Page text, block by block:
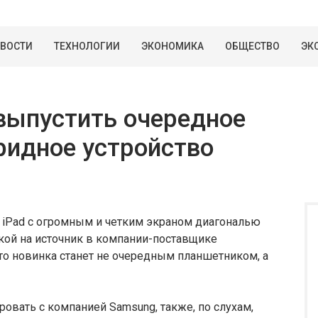
ТЕХНОЛОГИИ ЭКОНОМИКА ОБЩЕСТВО
очередное
устройство
с огромным и четким экраном диагональю
на источник в компании-поставщике
новинка станет не очередным планшетником, а
с компанией Samsung, также, по слухам,